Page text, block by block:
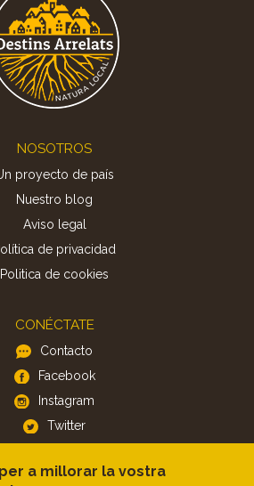
NOSOTROS
proyecto de país
Nuestro blog
Aviso legal
de privacidad
Politica de cookies
CONÉCTATE
Contacto
Facebook
Instagram
Twitter
APP
a millorar la vostra